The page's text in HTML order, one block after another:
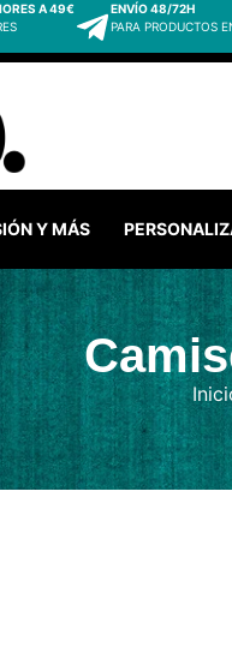
A 49€
ENVÍO 48/72H
PARA PRODUCTOS
Y MÁS